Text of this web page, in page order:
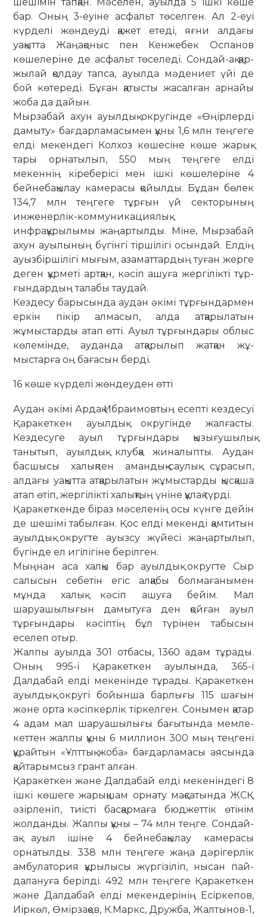
бар. Оның 3-еуіне асфальт тө­сел­ген. Ал 2-еуі
күрделі жөндеуді қа­жет етеді, яғни алдағы
уақытта Жаңа­қо­ныс пен Кенжебек Оспанов
көше­ле­ріне де асфальт төселеді. Сондай-ақ қар­
жылай қолдау тапса, ауылда мә­­дениет үйі де
бой көтереді. Бұған қа­­тыс­ты жасалған арнайы
жоба да да­йын.
Мырзабай ахун ауылдық округінде «Өңірлерді
дамыту» бағдарла­ма­сы­мен құны 1,6 млн теңгеге
елді ме­кендегі Колхоз көшесіне көше жарық­
тары орнатылып, 550 мың теңгеге елді
мекеннің кіреберісі мен ішкі көшелеріне 4
бейнебақылау камерасы қойылды. Бұдан бөлек
134,7 млн теңгеге тұр­ғын үй секторының
инженерлік-ком­­му­­ни­кациялық
инфрақұрылымы жа­ңар­тылды. Міне, Мырзабай
ахун ауы­­­лының бүгінгі тіршілігі осын­дай. Ел­­дің
ауызбіршілігі мығым, аза­мат­тар­дың туған жерге
деген құр­меті арт­қан, кәсіп ашуға жергілікті тұр­
ғын­дар­дың талабы таудай.
Кездесу барысында аудан әкімі тұрғындармен
еркін пікір алмасып, ал­да атқарылатын
жұмыстарды атап өтті. Ауыл тұрғындары облыс
көле­мін­де, ауданда атқарылып жатқан жұ­
мыстарға оң бағасын берді.
16 көше күрделі жөндеуден өтті
Аудан әкімі Ардақ Ибраимовтың есепті кездесуі
Қаракеткен ауылдық округінде жалғасты.
Кездесуге ауыл тұрғындары қызығушылық
танытып, ауылдық клубқа жиналыпты. Аудан
басшысы халықпен амандық-саулық сұрасып,
алдағы уақытта атқары­ла­тын жұмыстарды қысқаша
атап өтіп, жергілікті халықтың үніне құлақ түрді.
Қаракеткенде біраз мәселенің осы күнге дейін
де шешімі табылған. Қос ел­ді мекенді қамтитын
ауылдық округ­те ауызсу жүйесі жаңартылып,
бүгінде ел игілігіне берілген.
Мыңнан аса халқы бар ауылдық округте Сыр
салысын себетін егіс ал­қабы болмағанымен
мұнда халық кәсіп ашуға бейім. Мал
шаруашылығын да­мытуға ден қойған ауыл
тұрғындары кәсіптің бұл түрінен табысын
еселеп отыр.
Жалпы ауылда 301 отбасы, 1360 адам тұрады.
Оның 995-і Қаракеткен ауылында, 365-і
Далдабай елді ме­ке­нінде тұрады. Қаракеткен
ауыл­дық округі бойынша барлығы 115 ша­ғын
және орта кәсіпкерлік тіркел­ген. Сонымен қатар
4 адам мал шаруашылығы бағытында мемле­
кет­тен жалпы құны 6 миллион 300 мың теңгені
құрайтын «Ұлттық жоба» бағ­дар­ламасы аясында
қайтарымсыз грант алған.
Қаракеткен және Далдабай елді ме­кеніндегі 8
ішкі көшеге жарықшам орнату мақсатында ЖСҚ
әзірленіп, тиісті басқармаға бюджеттік өтінім
жол­­данды. Жалпы құны – 74 млн теңге. Сондай-
ақ ауыл ішіне 4 бейне­бақылау камерасы
орнатылды. 338 млн теңгеге жаңа дәрігерлік
амбу­­ла­тория құрылысы жүргізіліп, ны­сан пай­
далануға берілді. 492 млн теңгеге Қаракеткен
және Далдабай елді мекендерінің Есір­ке­пов,
Иір­көл, Өмірзақов, К.Маркс, Друж­ба, Жал­тынов-1,